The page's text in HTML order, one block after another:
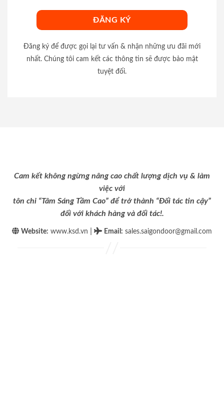
Đăng ký để được gọi lại tư vấn & nhận những ưu đãi mới
nhất. Chúng tôi cam kết các thông tin sẽ được bảo mật
tuyệt đối.
Cam kết không ngừng nâng cao chất lượng dịch vụ & làm
việc với
tôn chỉ “Tâm Sáng Tầm Cao” để trở thành “Đối tác tin cậy”
đối với khách hàng và đối tác!.
Website: www.ksd.vn Email : sales.saigondoor@gmail.com